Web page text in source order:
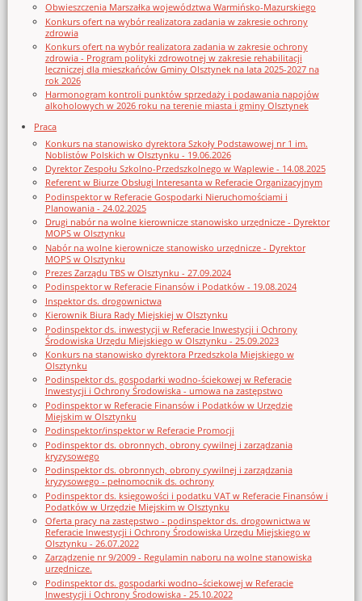
Obwieszczenia Marszałka województwa Warmińsko-Mazurskiego
Konkurs ofert na wybór realizatora zadania w zakresie ochrony
zdrowia
Konkurs ofert na wybór realizatora zadania w zakresie ochrony
zdrowia - Program polityki zdrowotnej w zakresie rehabilitacji
leczniczej dla mieszkańców Gminy Olsztynek na lata 2025-2027 na
rok 2026
Harmonogram kontroli punktów sprzedaży i podawania napojów
alkoholowych w 2026 roku na terenie miasta i gminy Olsztynek
Praca
Konkurs na stanowisko dyrektora Szkoły Podstawowej nr 1 im.
Noblistów Polskich w Olsztynku - 19.06.2026
Dyrektor Zespołu Szkolno-Przedszkolnego w Waplewie - 14.08.2025
Referent w Biurze Obsługi Interesanta w Referacie Organizacyjnym
Podinspektor w Referacie Gospodarki Nieruchomościami i
Planowania - 24.02.2025
Drugi nabór na wolne kierownicze stanowisko urzędnicze - Dyrektor
MOPS w Olsztynku
Nabór na wolne kierownicze stanowisko urzędnicze - Dyrektor
MOPS w Olsztynku
Prezes Zarządu TBS w Olsztynku - 27.09.2024
Podinspektor w Referacie Finansów i Podatków - 19.08.2024
Inspektor ds. drogownictwa
Kierownik Biura Rady Miejskiej w Olsztynku
Podinspektor ds. inwestycji w Referacie Inwestycji i Ochrony
Środowiska Urzędu Miejskiego w Olsztynku - 25.09.2023
Konkurs na stanowisko dyrektora Przedszkola Miejskiego w
Olsztynku
Podinspektor ds. gospodarki wodno-ściekowej w Referacie
Inwestycji i Ochrony Środowiska - umowa na zastępstwo
Podinspektor w Referacie Finansów i Podatków w Urzędzie
Miejskim w Olsztynku
Podinspektor/inspektor w Referacie Promocji
Podinspektor ds. obronnych, obrony cywilnej i zarządzania
kryzysowego
Podinspektor ds. obronnych, obrony cywilnej i zarządzania
kryzysowego - pełnomocnik ds. ochrony
Podinspektor ds. księgowości i podatku VAT w Referacie Finansów i
Podatków w Urzędzie Miejskim w Olsztynku
Oferta pracy na zastępstwo - podinspektor ds. drogownictwa w
Referacie Inwestycji i Ochrony Środowiska Urzędu Miejskiego w
Olsztynku - 26.07.2022
Zarządzenie nr 9/2009 - Regulamin naboru na wolne stanowiska
urzędnicze.
Podinspektor ds. gospodarki wodno–ściekowej w Referacie
Inwestycji i Ochrony Środowiska - 25.10.2022